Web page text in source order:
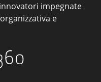
impegnate
e